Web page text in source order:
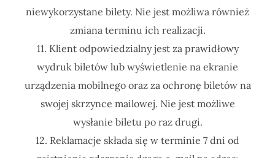
niewykorzystane bilety. Nie jest możliwa również
zmiana terminu ich realizacji.
11. Klient odpowiedzialny jest za prawidłowy
wydruk biletów lub wyświetlenie na ekranie
urządzenia mobilnego oraz za ochronę biletów na
swojej skrzynce mailowej. Nie jest możliwe
wysłanie biletu po raz drugi.
12. Reklamacje składa się w terminie 7 dni od